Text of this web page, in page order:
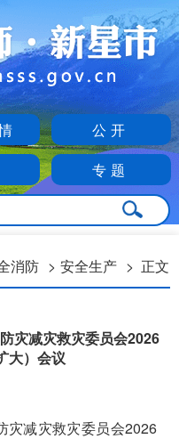
公开
专题
消防 > 安全生产 > 正文
灾减灾救灾委员会2026
大）会议
灾减灾救灾委员会2026